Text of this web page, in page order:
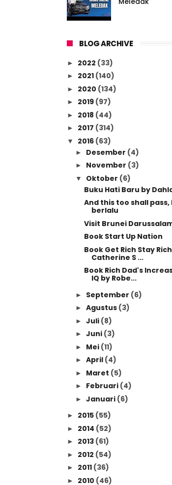
BLOG ARCHIVE
► 2022 (33)
► 2021 (140)
► 2020 (134)
► 2019 (97)
► 2018 (44)
► 2017 (314)
▼ 2016 (63)
► Desember (4)
► November (3)
▼ Oktober (6)
Buku Hati Baru by
And this too shall
berlalu
Visit Brunei
Book Start Up Nation
Book Get Rich Stay
Catherine S ...
Book Rich Dad's
IQ by Robe...
► September (6)
► Agustus (3)
► Juli (8)
► Juni (3)
► Mei (11)
► April (4)
► Maret (5)
► Februari (4)
► Januari (6)
► 2015 (55)
► 2014 (52)
► 2013 (61)
► 2012 (54)
► 2011 (36)
► 2010 (46)